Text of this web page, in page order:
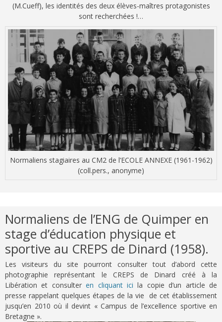
(M.Cueff), les identités des deux élèves-maîtres protagonistes
sont recherchées !…
Normaliens stagiaires au CM2 de l’ECOLE ANNEXE (1961-1962)
(coll.pers., anonyme)
Normaliens de l’ENG de Quimper en
stage d’éducation physique et
sportive au CREPS de Dinard (1958).
Les visiteurs du site pourront consulter tout d’abord cette
photographie représentant le CREPS de Dinard créé à la
Libération et consulteren cliquant ici la copie d’un article de
presse rappelant quelques étapes de la vie de cet établissement
jusqu’en 2010 où il devint « Campus de l’excellence sportive en
Bretagne ».